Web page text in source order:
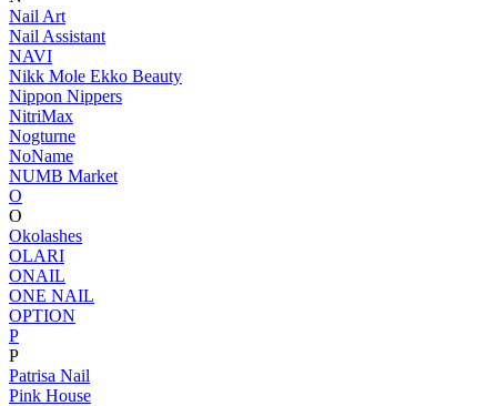
Nail Art
Nail Assistant
NAVI
Nikk Mole Ekko Beauty
Nippon Nippers
NitriMax
Nogturne
NoName
NUMB Market
O
O
Okolashes
OLARI
ONAIL
ONE NAIL
OPTION
P
P
Patrisa Nail
Pink House